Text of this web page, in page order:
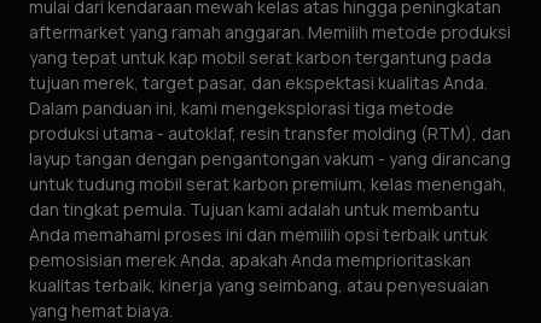
mulai dari kendaraan mewah kelas atas hingga peningkatan
aftermarket yang ramah anggaran. Memilih metode produksi
yang tepat untuk kap mobil serat karbon tergantung pada
tujuan merek, target pasar, dan ekspektasi kualitas Anda.
Dalam panduan ini, kami mengeksplorasi tiga metode
produksi utama - autoklaf, resin transfer molding (RTM), dan
layup tangan dengan pengantongan vakum - yang dirancang
untuk tudung mobil serat karbon premium, kelas menengah,
dan tingkat pemula. Tujuan kami adalah untuk membantu
Anda memahami proses ini dan memilih opsi terbaik untuk
pemosisian merek Anda, apakah Anda memprioritaskan
kualitas terbaik, kinerja yang seimbang, atau penyesuaian
yang hemat biaya.